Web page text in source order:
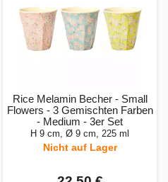
Rice Melamin Becher - Small
Flowers - 3 Gemischten Farben
- Medium - 3er Set
H 9 cm, Ø 9 cm, 225 ml
Nicht auf Lager